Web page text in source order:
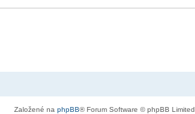
Založené na phpBB® Forum Software © phpBB Limited